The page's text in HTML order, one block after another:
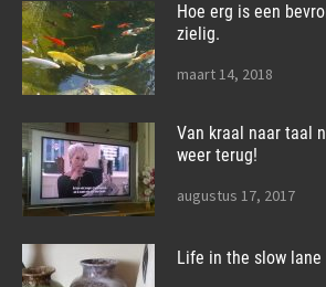
Hoe erg is een
zielig.
maart 14, 2018
Van kraal naar taal
weer terug!
augustus 17, 2017
Life in the slow